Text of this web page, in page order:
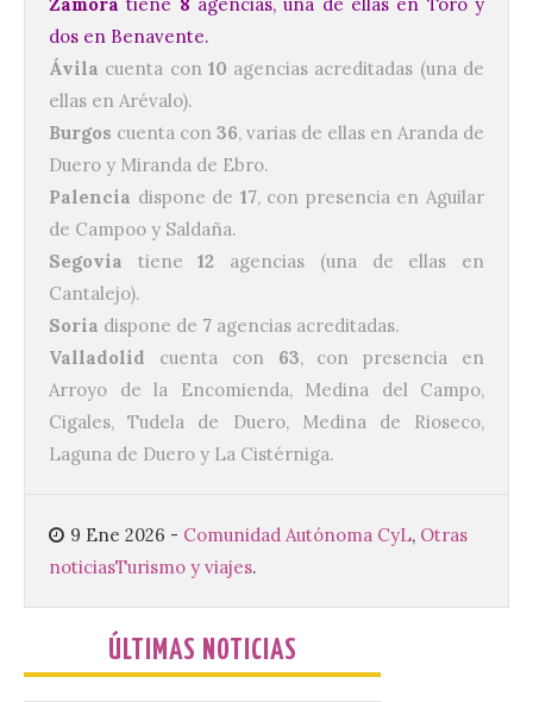
dos en Benavente.
Ávila cuenta con 10 agencias acreditadas (una de
ellas en Arévalo).
Burgos cuenta con 36, varias de ellas en Aranda de
Duero y Miranda de Ebro.
Palencia dispone de 17, con presencia en Aguilar
de Campoo y Saldaña.
Segovia tiene12 agencias (una de ellas en
Cantalejo).
Soria dispone de 7 agencias acreditadas.
Valladolid cuenta con 63, con presencia en
Arroyo de la Encomienda, Medina del Campo,
Cigales, Tudela de Duero, Medina de Rioseco,
Laguna de Duero y La Cistérniga.
9 Ene 2026 - Comunidad Autónoma CyL, Otras
noticiasTurismo y viajes.
ÚLTIMAS NOTICIAS
Brujería Fest Summer un
festival que se celebrará
el 11 de agosto en la
Bañeza
9 Ago 2026
El Ayuntamiento de La
Edition, una nueva cita
musical de las fiestas
patronales. El salón de plenos del
Ayuntamiento de La Bañeza acogió el 4 de
agosto la presentación oficial del Brujería
Fest Summer […]
9 Ago 2026
Península Ibérica el
primer eclipse solar total